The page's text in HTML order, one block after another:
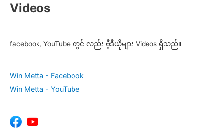
Videos
facebook, YouTube တွင် လည်း ဗွီဒီယိုများ Videos ရှိသည်။
Win Metta - Facebook
Win Metta - YouTube